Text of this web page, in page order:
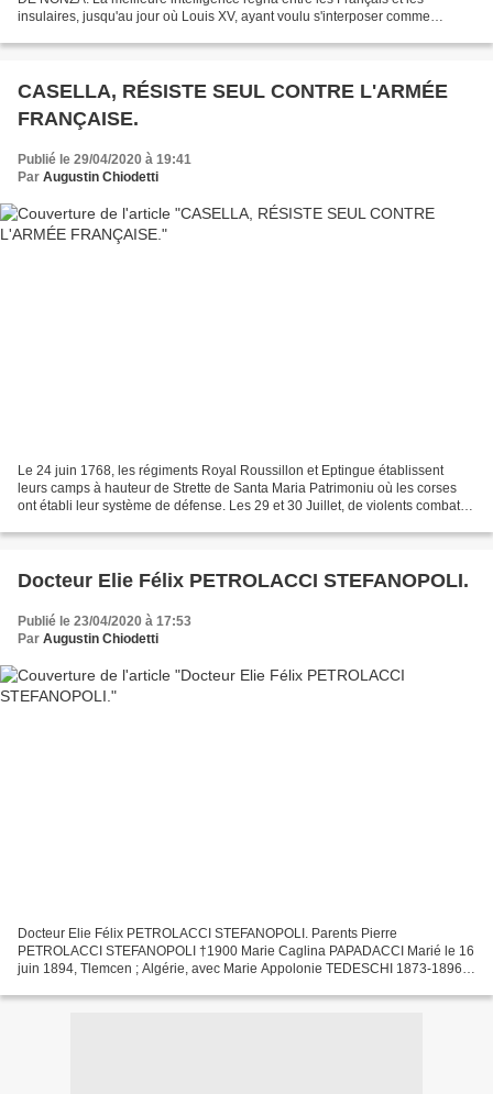
insulaires, jusqu'au jour où Louis XV, ayant voulu s'interposer comme
CASELLA, RÉSISTE SEUL CONTRE L'ARMÉE
FRANÇAISE.
Publié le 29/04/2020 à 19:41
Par Augustin Chiodetti
Le 24 juin 1768, les régiments Royal Roussillon et Eptingue établissent
leurs camps à hauteur de Strette de Santa Maria Patrimoniu où les corses
ont établi leur système de défense. Les 29 et 30 Juillet, de violents combats
Docteur Elie Félix PETROLACCI STEFANOPOLI.
Publié le 23/04/2020 à 17:53
Par Augustin Chiodetti
Docteur Elie Félix PETROLACCI STEFANOPOLI. Parents Pierre
PETROLACCI STEFANOPOLI †1900 Marie Caglina PAPADACCI Marié le 16
juin 1894, Tlemcen ; Algérie, avec Marie Appolonie TEDESCHI 1873-1896